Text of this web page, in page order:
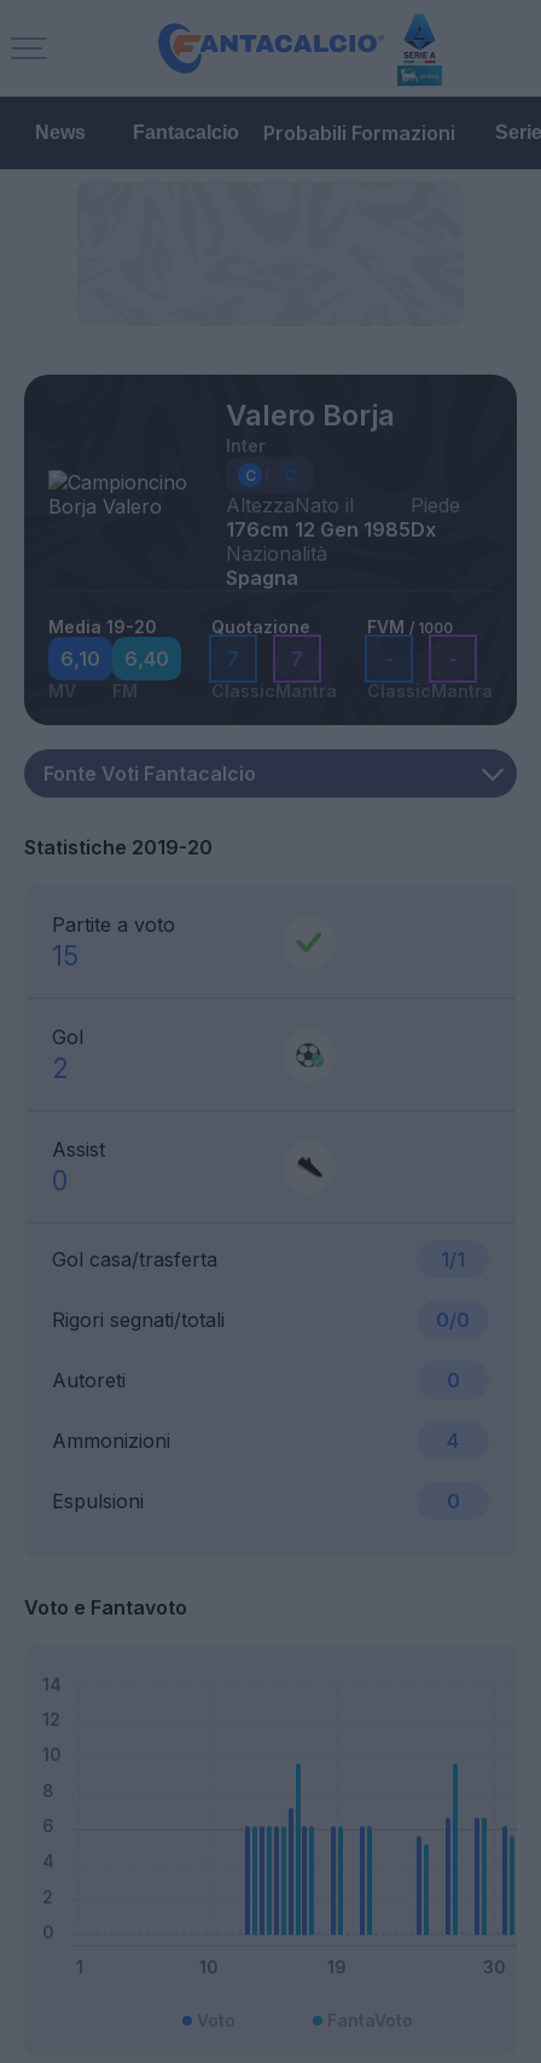
News Fantacalcio Probabili Formazioni
Valero Borja
Inter
Altezza
176cm
Nato il
12 Gen 1985
Piede
Dx
Nazionalità
Spagna
Media 19-20
6,10
MV
6,40
FM
Quotazione
7
Classic
7
Mantra
FVM / 1000
-
Classic
-
Mantra
Statistiche 2019-20
Partite a voto
15
Gol
2
Assist
0
Gol casa/trasferta 1/1
Ammonizioni 4
Rigori segnati/totali 0/0
Espulsioni 0
Autoreti 0
Voto e Fantavoto